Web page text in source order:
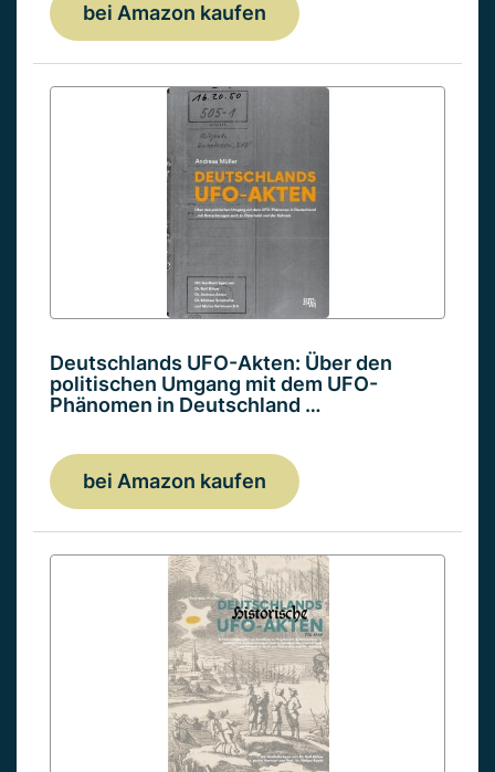
bei Amazon kaufen
Deutschlands UFO-Akten: Über den
politischen Umgang mit dem UFO-
Phänomen in Deutschland …
bei Amazon kaufen